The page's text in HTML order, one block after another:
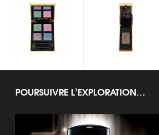
OMBRES À PAUPIÈRES
Pure Chromatics
OMBRES À PAUPIÈRES
Marrakesh Sunset Palette
Y FACETTES PALETTE Ombres Solo
POURSUIVRE L’EXPLORATION…